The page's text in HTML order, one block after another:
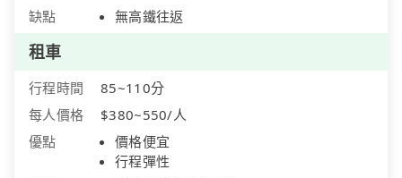
缺點
無高鐵往返
租車
行程時間
85~110分
每人價格
$380~550/人
優點
價格便宜
行程彈性